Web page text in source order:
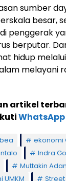
sumber
besar,
penggerak
berputar.
hidup
melayani
artikel
ekonomi
Indra
Muttakin
UMKM